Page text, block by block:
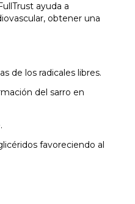
ayuda a
obtener una
de los radicales libres.
del sarro en
favoreciendo al